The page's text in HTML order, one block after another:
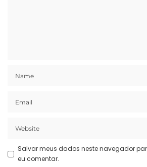
Salvar meus dados neste navegador
eu comentar.